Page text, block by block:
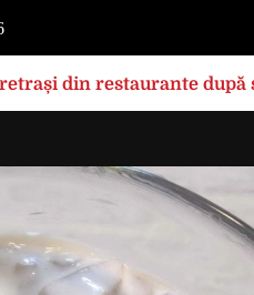
din restaurante